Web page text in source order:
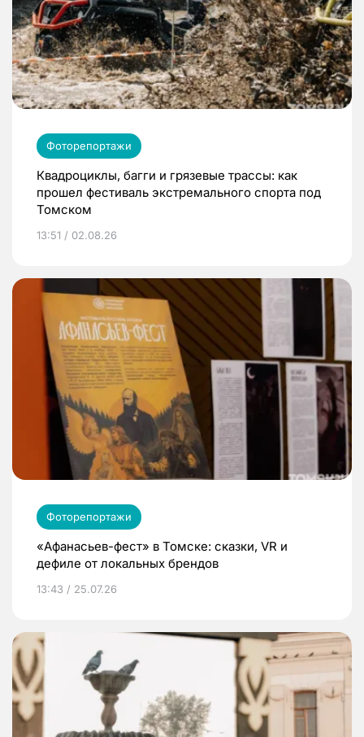
Фоторепортажи
Квадроциклы, багги и грязевые трассы: как
прошел фестиваль экстремального спорта под
Томском
13:51 / 02.08.26
Фоторепортажи
«Афанасьев-фест» в Томске: сказки, VR и
дефиле от локальных брендов
13:43 / 25.07.26